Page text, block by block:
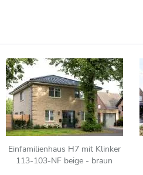
Einfamilienhaus H7 mit Klinker
113-103-NF beige - braun